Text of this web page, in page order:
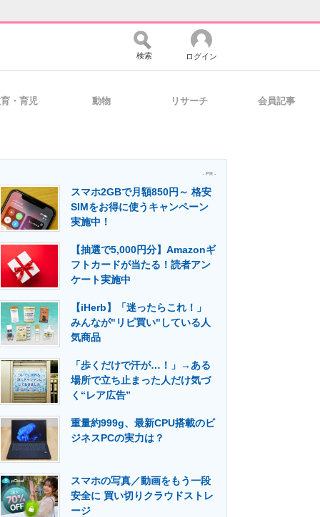
ミュニティ マーケ×ITの今がよく分かる
活用を支援
メディア 建設×テクノロジーの最前線
検索 ログイン
・育児 動物 リサーチ 会員記事
- PR -
スマホ2GBで月額850円～ 格安
SIMをお得に使うキャンペーン
実施中！
【抽選で5,000円分】Amazonギ
フトカードが当たる！読者アン
ケート実施中
【iHerb】「迷ったらこれ！」
みんなが"リピ買い"している人
気商品
「歩くだけで汗が…！」→ある
場所で立ち止まった人だけ気づ
く“レア広告”
重量約999g、最新CPU搭載のビ
ジネスPCの実力は？
スマホの写真／動画をもう一段
安全に 買い切りクラウドストレ
ージ